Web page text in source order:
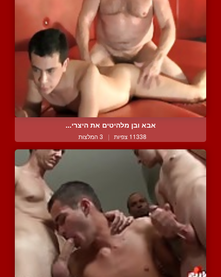
אבא ובן מלהיטים את היצרי...
11338 צפיות | 3 המלצות